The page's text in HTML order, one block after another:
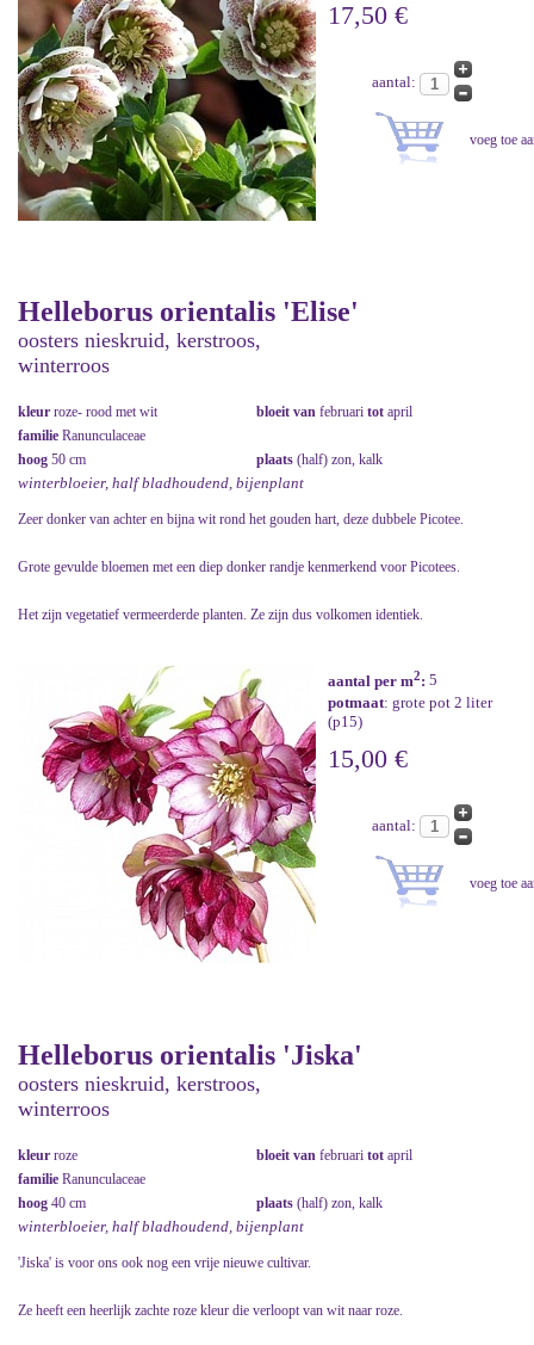
17,50 €
aantal:
Helleborus orientalis 'Elise'
oosters nieskruid, kerstroos,
winterroos
kleur roze- rood met wit bloeit van februari tot april
familie Ranunculaceae
hoog 50 cm plaats (half) zon, kalk
winterbloeier, half bladhoudend, bijenplant
Zeer donker van achter en bijna wit rond het gouden hart, deze dubbele Picotee.
Grote gevulde bloemen met een diep donker randje kenmerkend voor Picotees.
Het zijn vegetatief vermeerderde planten. Ze zijn dus volkomen identiek.
aantal per m2: 5
potmaat: grote pot 2 liter
(p15)
15,00 €
aantal:
Helleborus orientalis 'Jiska'
oosters nieskruid, kerstroos,
winterroos
kleur roze bloeit van februari tot april
familie Ranunculaceae
hoog 40 cm plaats (half) zon, kalk
winterbloeier, half bladhoudend, bijenplant
'Jiska' is voor ons ook nog een vrije nieuwe cultivar.
Ze heeft een heerlijk zachte roze kleur die verloopt van wit naar roze.